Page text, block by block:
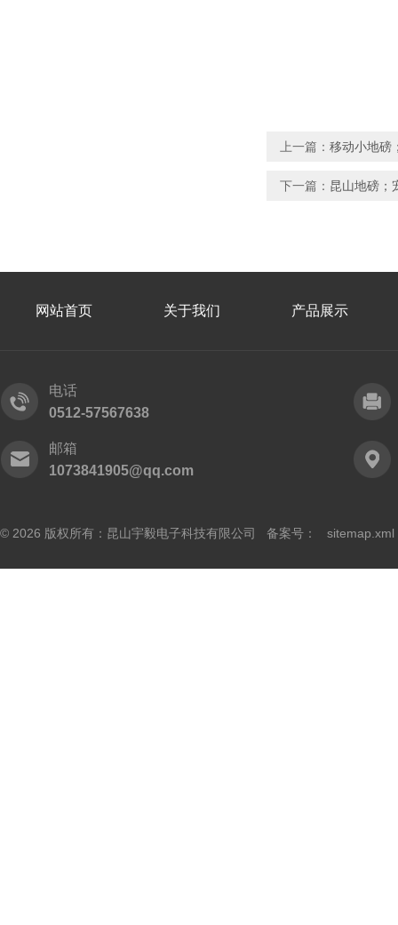
上一篇： 移动小地磅
下一篇： 昆山地磅；
网站首页 关于我们 产品展示
电话
0512-57567638
邮箱
1073841905@qq.com
© 2026 版权所有：昆山宇毅电子科技有限公司 备案号： sitemap.xml